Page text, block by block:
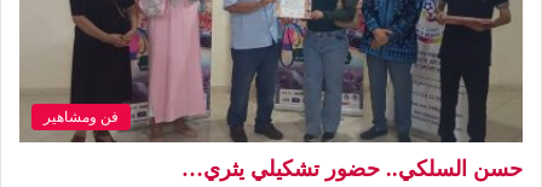
فن ومشاهير
حسن السلكي.. حضور تشكيلي يثري…